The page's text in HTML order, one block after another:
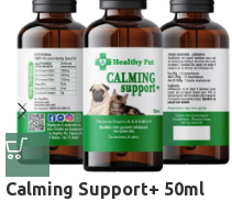
Calming Support+ 50ml